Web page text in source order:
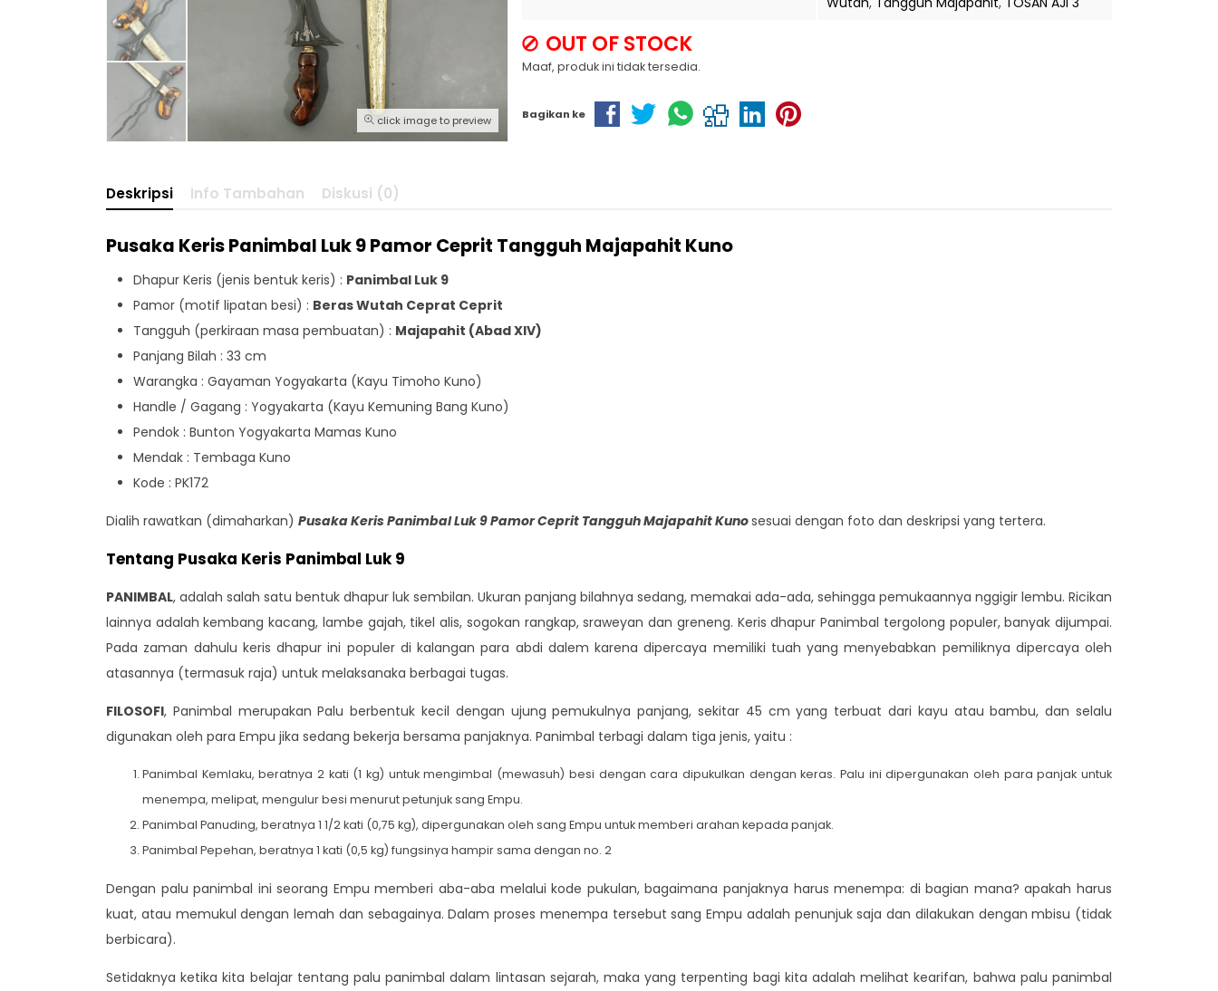
click image to preview
OUT OF STOCK
Maaf, produk ini tidak tersedia.
Bagikan ke
Deskripsi Info Tambahan Diskusi (0)
Pusaka Keris Panimbal Luk 9 Pamor Ceprit Tangguh Majapahit Kuno
Dhapur Keris (jenis bentuk keris) : Panimbal Luk 9
Pamor (motif lipatan besi) : Beras Wutah Ceprat Ceprit
Tangguh (perkiraan masa pembuatan) : Majapahit (Abad XIV)
Panjang Bilah : 33 cm
Warangka : Gayaman Yogyakarta (Kayu Timoho Kuno)
Handle / Gagang : Yogyakarta (Kayu Kemuning Bang Kuno)
Pendok : Bunton Yogyakarta Mamas Kuno
Mendak : Tembaga Kuno
Kode : PK172
Dialih rawatkan (dimaharkan) Pusaka Keris Panimbal Luk 9 Pamor Ceprit Tangguh Majapahit Kunosesuai dengan foto dan deskripsi yang tertera.
Tentang Pusaka Keris Panimbal Luk 9
PANIMBAL, adalah salah satu bentuk dhapur luk sembilan. Ukuran panjang bilahnya sedang, memakai ada-ada, sehingga pemukaannya nggigir lembu. Ricikan
lainnya adalah kembang kacang, lambe gajah, tikel alis, sogokan rangkap, sraweyan dan greneng. Keris dhapur Panimbal tergolong populer, banyak dijumpai.
Pada zaman dahulu keris dhapur ini populer di kalangan para abdi dalem karena dipercaya memiliki tuah yang menyebabkan pemiliknya dipercaya oleh
atasannya (termasuk raja) untuk melaksanaka berbagai tugas.
FILOSOFI, Panimbal merupakan Palu berbentuk kecil dengan ujung pemukulnya panjang, sekitar 45 cm yang terbuat dari kayu atau bambu, dan selalu
digunakan oleh para Empu jika sedang bekerja bersama panjaknya. Panimbal terbagi dalam tiga jenis, yaitu :
Panimbal Kemlaku, beratnya 2 kati (1 kg) untuk mengimbal (mewasuh) besi dengan cara dipukulkan dengan keras. Palu ini dipergunakan oleh para panjak untuk
menempa, melipat, mengulur besi menurut petunjuk sang Empu.
Panimbal Panuding, beratnya 1 1/2 kati (0,75 kg), dipergunakan oleh sang Empu untuk memberi arahan kepada panjak.
Panimbal Pepehan, beratnya 1 kati (0,5 kg) fungsinya hampir sama dengan no. 2
Dengan palu panimbal ini seorang Empu memberi aba-aba melalui kode pukulan, bagaimana panjaknya harus menempa: di bagian mana? apakah harus
kuat, atau memukul dengan lemah dan sebagainya. Dalam proses menempa tersebut sang Empu adalah penunjuk saja dan dilakukan dengan mbisu (tidak
berbicara).
Setidaknya ketika kita belajar tentang palu panimbal dalam lintasan sejarah, maka yang terpenting bagi kita adalah melihat kearifan, bahwa palu panimbal